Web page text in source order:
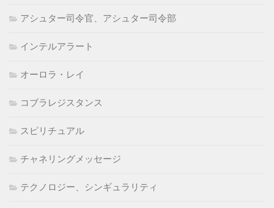
アシュター司令官、アシュター司令部
インテルアラート
オーロラ・レイ
コブラレジスタンス
スピリチュアル
チャネリングメッセージ
テクノロジー、シンギュラリティ